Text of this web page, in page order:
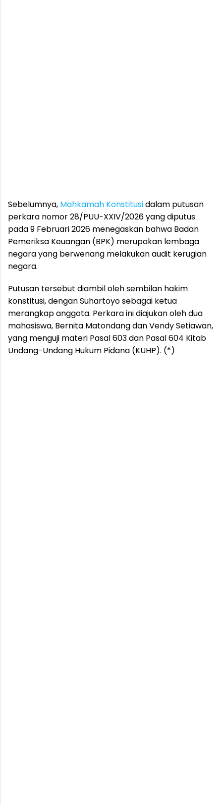
Sebelumnya, Mahkamah Konstitusidalam putusan
perkara nomor 28/PUU-XXIV/2026 yang diputus
pada 9 Februari 2026 menegaskan bahwa Badan
Pemeriksa Keuangan (BPK) merupakan lembaga
negara yang berwenang melakukan audit kerugian
negara.
Putusan tersebut diambil oleh sembilan hakim
konstitusi, dengan Suhartoyo sebagai ketua
merangkap anggota. Perkara ini diajukan oleh dua
mahasiswa, Bernita Matondang dan Vendy Setiawan,
yang menguji materi Pasal 603 dan Pasal 604 Kitab
Undang-Undang Hukum Pidana (KUHP). (*)